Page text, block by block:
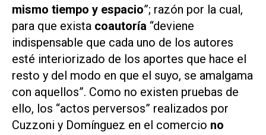
mismo tiempo y espacio”; razón por la cual,
para que exista coautoría “deviene
indispensable que cada uno de los autores
esté interiorizado de los aportes que hace el
resto y del modo en que el suyo, se amalgama
con aquellos”. Como no existen pruebas de
ello, los “actos perversos” realizados por
Cuzzoni y Domínguez en el comercio no